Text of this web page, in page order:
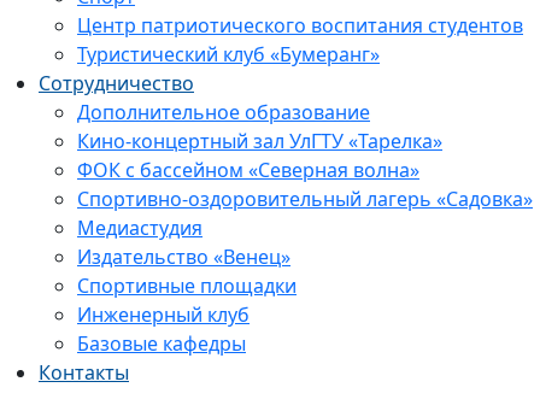
Центр патриотического воспитания студентов
Туристический клуб «Бумеранг»
Сотрудничество
Дополнительное образование
Кино-концертный зал УлГТУ «Тарелка»
ФОК с бассейном «Северная волна»
Спортивно-оздоровительный лагерь «Садовка»
Медиастудия
Издательство «Венец»
Спортивные площадки
Инженерный клуб
Базовые кафедры
Контакты